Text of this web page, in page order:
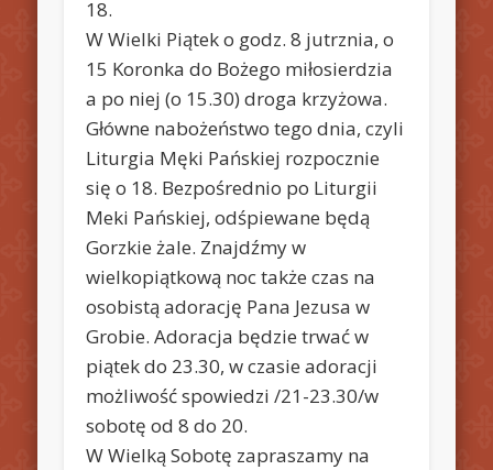
18.
W Wielki Piątek o godz. 8 jutrznia, o
15 Koronka do Bożego miłosierdzia
a po niej (o 15.30) droga krzyżowa.
Główne nabożeństwo tego dnia, czyli
Liturgia Męki Pańskiej rozpocznie
się o 18. Bezpośrednio po Liturgii
Meki Pańskiej, odśpiewane będą
Gorzkie żale. Znajdźmy w
wielkopiątkową noc także czas na
osobistą adorację Pana Jezusa w
Grobie. Adoracja będzie trwać w
piątek do 23.30, w czasie adoracji
możliwość spowiedzi /21-23.30/w
sobotę od 8 do 20.
W Wielką Sobotę zapraszamy na